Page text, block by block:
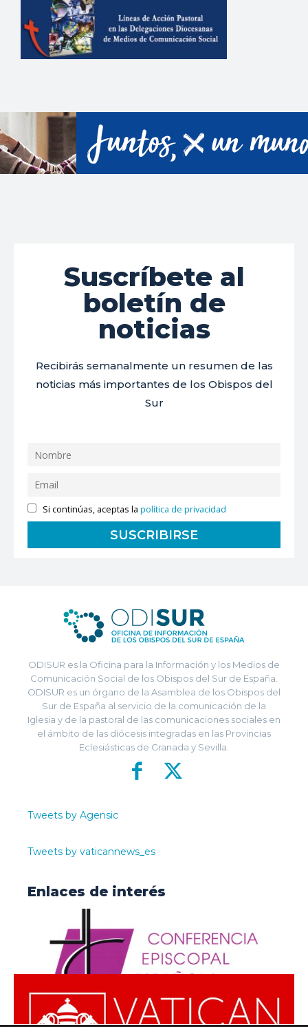
Suscríbete al
boletín de
noticias
Recibirás semanalmente un resumen de las
noticias más importantes de los Obispos del
Sur
Si continúas, aceptas lapolítica de privacidad
ODISUR es la Oficina para la Información y los Medios de
Comunicación Social de los Obispos del Sur de España.
ODISUR es un órgano de la Asamblea de los Obispos del
Sur de España al servicio de la comunicación de la
Iglesia y de la pastoral de las comunicaciones sociales en
el ámbito de las diócesis integradas en las Provincias
Eclesiásticas de Granada y Sevilla.
Tweets by Agensic
Tweets by vaticannews_es
Enlaces de interés